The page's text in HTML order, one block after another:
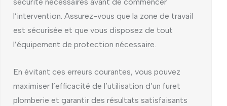
l’intervention. Assurez-vous que la zone de travail
est sécurisée et que vous disposez de tout
l’équipement de protection nécessaire.
En évitant ces erreurs courantes, vous pouvez
maximiser l’efficacité de l’utilisation d’un furet
plomberie et garantir des résultats satisfaisants